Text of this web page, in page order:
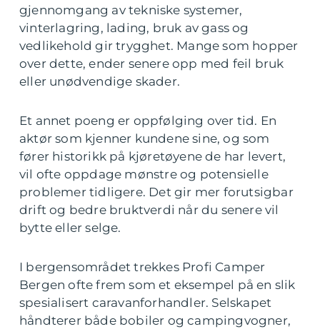
gjennomgang av tekniske systemer,
vinterlagring, lading, bruk av gass og
vedlikehold gir trygghet. Mange som hopper
over dette, ender senere opp med feil bruk
eller unødvendige skader.
Et annet poeng er oppfølging over tid. En
aktør som kjenner kundene sine, og som
fører historikk på kjøretøyene de har levert,
vil ofte oppdage mønstre og potensielle
problemer tidligere. Det gir mer forutsigbar
drift og bedre bruktverdi når du senere vil
bytte eller selge.
I bergensområdet trekkes Profi Camper
Bergen ofte frem som et eksempel på en slik
spesialisert caravanforhandler. Selskapet
håndterer både bobiler og campingvogner,